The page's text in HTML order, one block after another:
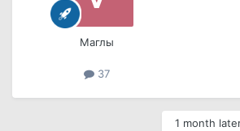
Маглы
37
1 month